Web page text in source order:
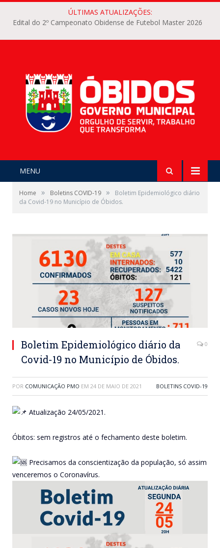
ÚLTIMAS ATUALIZAÇÕES:
Edital do 2º Campeonato Obidense de Futebol Master 2026
MENU
Home » Boletins COVID-19 »
Boletim Epidemiológico diário
da Covid-19 no Município de Óbidos.
Boletim Epidemiológico diário da
Covid-19 no Município de Óbidos.
0
POR COMUNICAÇÃO PMO EM 24 DE MAIO DE 2021 BOLETINS COVID-19
Atualização 24/05/2021.
Óbitos: sem registros até o fechamento deste boletim.
Precisamos da conscientização da população, só assim
venceremos o Coronavírus.